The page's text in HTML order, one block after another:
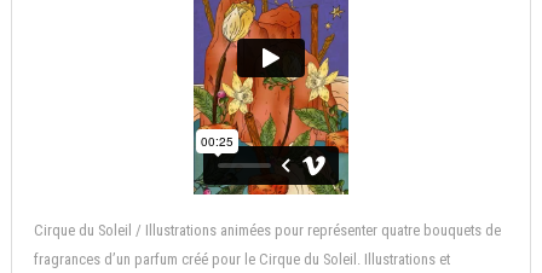
Cirque du Soleil / Illustrations animées pour représenter quatre bouquets de
fragrances d’un parfum créé pour le Cirque du Soleil. Illustrations et